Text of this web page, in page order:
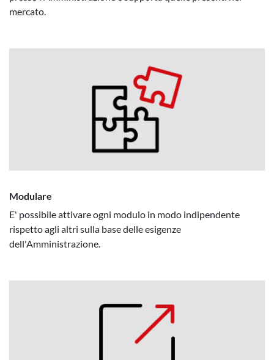
mercato.
Modulare
E' possibile attivare ogni modulo in modo indipendente
rispetto agli altri sulla base delle esigenze
dell'Amministrazione.